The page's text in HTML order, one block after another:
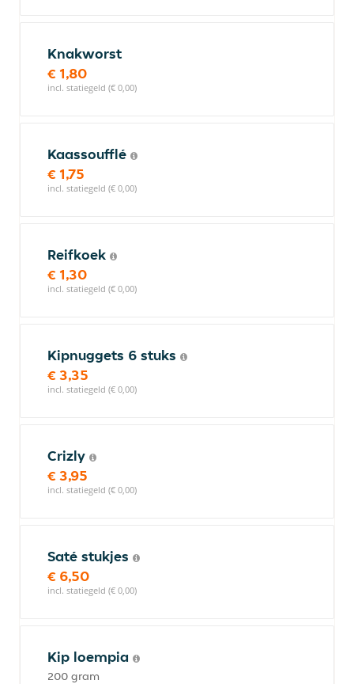
Knakworst
€ 1,80
incl. statiegeld (€ 0,00)
Kaassoufflé
€ 1,75
incl. statiegeld (€ 0,00)
Reifkoek
€ 1,30
incl. statiegeld (€ 0,00)
Kipnuggets 6 stuks
€ 3,35
incl. statiegeld (€ 0,00)
Crizly
€ 3,95
incl. statiegeld (€ 0,00)
Saté stukjes
€ 6,50
incl. statiegeld (€ 0,00)
Kip loempia
200 gram